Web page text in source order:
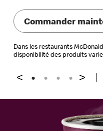
Commander
Dans les restaurants
disponibilité des produits varie
< 1 2 3 4 >